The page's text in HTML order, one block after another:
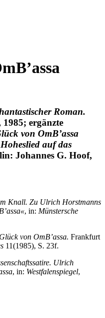
Roman.
ergänzte
von OmB’assa
auf das
Johannes G. Hoof,
Knall. Zu Ulrich Horstmanns
, in: Münstersche
von OmB’assa. Frankfurt
11(1985), S. 23f.
Ulrich
, in: Westfalenspiegel,